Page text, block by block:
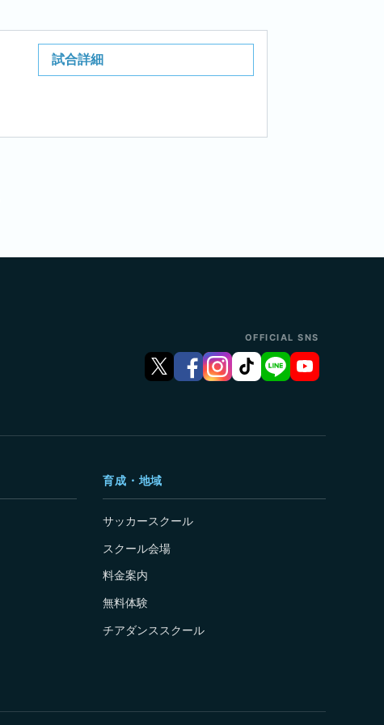
試合詳細
OFFICIAL SNS
育成・地域
サッカースクール
スクール会場
料金案内
無料体験
チアダンススクール